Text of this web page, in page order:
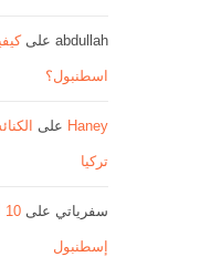
abdullah على
اسطنبول؟
Haney على
تركيا
سفرياتي على
إسطنبول